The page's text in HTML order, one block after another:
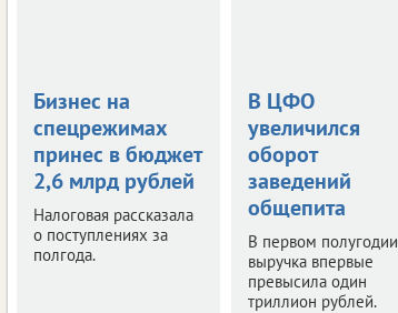
Бизнес на
спецрежимах
принес в бюджет
2,6 млрд рублей
Налоговая рассказала
о поступлениях за
полгода.
В ЦФО
увеличился
оборот
заведений
общепита
В первом полугодии
выручка впервые
превысила один
триллион рублей.